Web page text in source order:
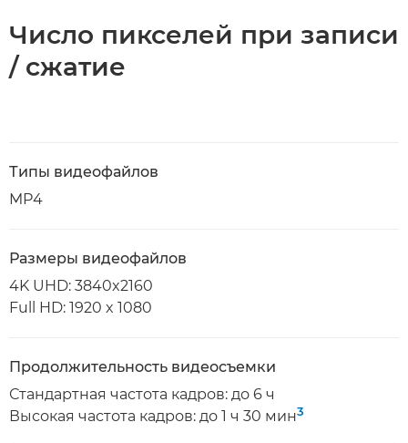
Число пикселей при записи
/ сжатие
Типы видеофайлов
MP4
Размеры видеофайлов
4K UHD: 3840x2160
Full HD: 1920 x 1080
Продолжительность видеосъемки
Стандартная частота кадров: до 6 ч
Высокая частота кадров: до 1 ч 30 мин3